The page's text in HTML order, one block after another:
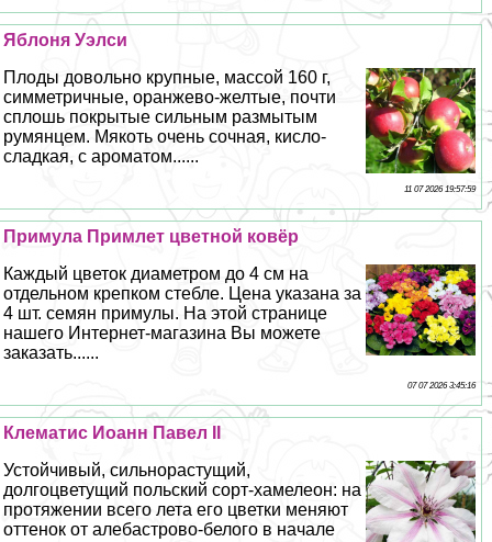
Яблоня Уэлси
Плоды довольно крупные, массой 160 г,
симметричные, оранжево-желтые, почти
сплошь покрытые сильным размытым
румянцем. Мякоть очень сочная, кисло-
сладкая, с ароматом......
11 07 2026 19:57:59
Примула Примлет цветной ковёр
Каждый цветок диаметром до 4 см на
отдельном крепком стeбле. Цена указана за
4 шт. семян примулы. На этой странице
нашего Интернет-магазина Вы можете
заказать......
07 07 2026 3:45:16
Клематис Иоанн Павел II
Устойчивый, сильнорастущий,
долгоцветущий польский сорт-хамелеон: на
протяжении всего лета его цветки меняют
оттенок от алебастрово-белого в начале